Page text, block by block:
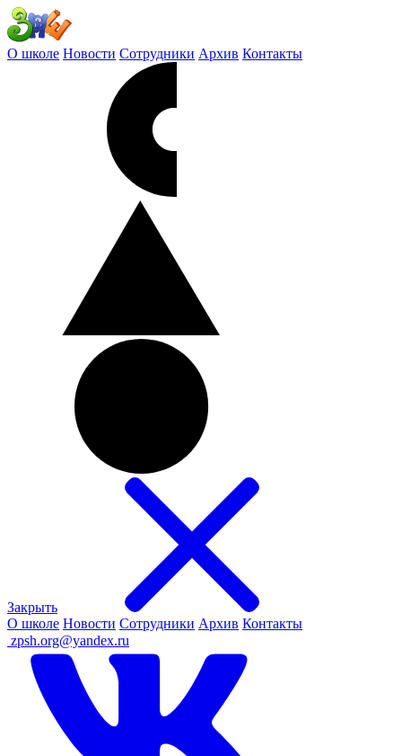
О школе Новости Сотрудники Архив Контакты
Закрыть
О школе Новости Сотрудники Архив Контакты
zpsh.org@yandex.ru